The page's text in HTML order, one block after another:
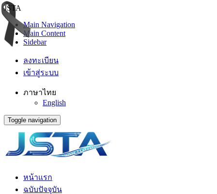
JSTA
Main Navigation
Main Content
Sidebar
ลงทะเบียน
เข้าสู่ระบบ
ภาษาไทย
English
Toggle navigation
หน้าแรก
ฉบับปัจจุบัน